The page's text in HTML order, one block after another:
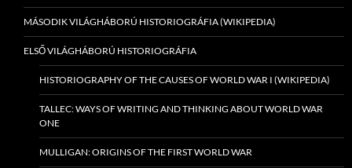
MÁSODIK VILÁGHÁBORÚ HISTORIOGRÁFIA (WIKIPEDIA)
ELSŐ VILÁGHÁBORÚ HISTORIOGRÁFIA
HISTORIOGRAPHY OF THE CAUSES OF WORLD WAR I (WIKIPEDIA)
TALLEC: WAYS OF WRITING AND THINKING ABOUT WORLD WAR
ONE
MULLIGAN: ORIGINS OF THE FIRST WORLD WAR